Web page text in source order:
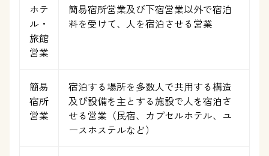
ホテ
ル・
旅館
営業
簡易宿所営業及び下宿営業以外で宿泊
料を受けて、人を宿泊させる営業
簡易
宿所
営業
宿泊する場所を多数人で共用する構造
及び設備を主とする施設で人を宿泊さ
せる営業（民宿、カプセルホテル、ユ
ースホステルなど）